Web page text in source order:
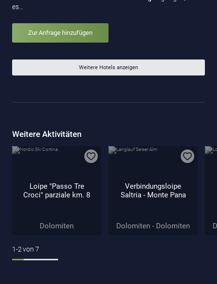
es…
Zur Anfrage hinzufügen
Weitere Hotels anzeigen
Weitere Aktivitäten
Loipe "Passo Tre
Croci" parziale km. 8
Dolomiten
Verbindungsloipe
Saltria - Monte Pana
Dolomiten - Dolomiten
1-2von 7